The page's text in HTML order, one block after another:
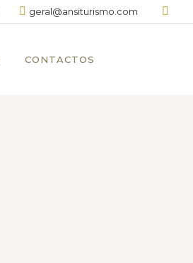
geral@ansiturismo.com
CONTACTOS